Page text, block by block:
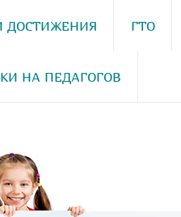
ДОСТИЖЕНИЯ ГТО
НА ПЕДАГОГОВ